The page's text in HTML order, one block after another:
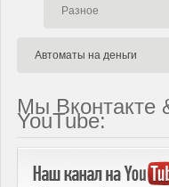
Разное
Автоматы на деньги
Мы Вконтакте
YouTube: